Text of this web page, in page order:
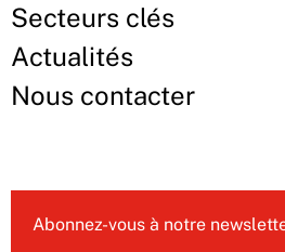
Secteurs clés
Actualités
Nous contacter
Abonnez-vous à notre